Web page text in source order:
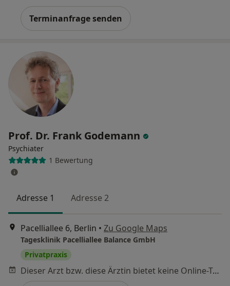
Terminanfrage senden
Prof. Dr. Frank Godemann
Psychiater
1 Bewertung
Adresse 1 Adresse 2
Pacelliallee 6, Berlin • Zu Google Maps
Tagesklinik Pacelliallee Balance GmbH
Privatpraxis
Dieser Arzt bzw. diese Ärztin bietet keine Online-Terminbuchung an diesem Standort an.